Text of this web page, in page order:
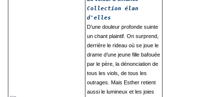
Collection élan
d'elles
D’une douleur profonde suinte
un chant plaintif. On surprend,
derrière le rideau où se joue le
drame d’une jeune fille bafouée
par le père, la dénonciation de
tous les viols, de tous les
outrages. Mais Esther retient
aussi le lumineux et les joies